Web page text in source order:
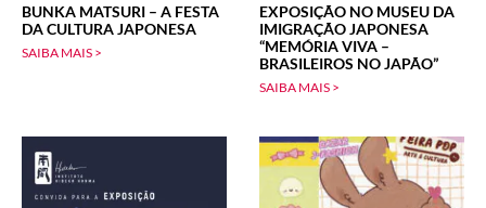
BUNKA MATSURI – A FESTA
DA CULTURA JAPONESA
SAIBA MAIS >
EXPOSIÇÃO NO MUSEU DA
IMIGRAÇÃO JAPONESA
“MEMÓRIA VIVA –
BRASILEIROS NO JAPÃO”
SAIBA MAIS >